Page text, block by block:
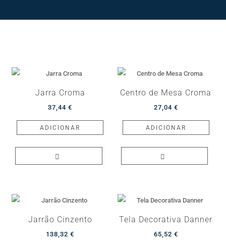
Jarra Croma
37,44€
ADICIONAR
Centro de Mesa Croma
27,04 €
ADICIONAR
Jarrão Cinzento
138,32€
Tela Decorativa Danner
65,52 €